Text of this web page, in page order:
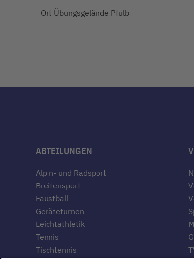
Ort Übungsgelände Pfulb
ABTEILUNGEN
Alpin- und Radsport
Breitensport
Faustball
Geräteturnen
Leichtathletik
Tennis
Tischtennis